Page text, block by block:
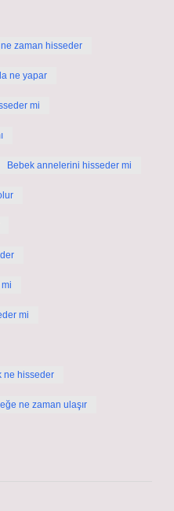
zaman hisseder
ne yapar
mi
Bebek annelerini hisseder mi
mi
ne hisseder
ne zaman ulaşır